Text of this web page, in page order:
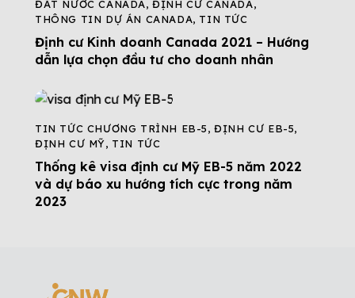
ĐẤT NƯỚC CANADA,ĐỊNH CƯ CANADA,
THÔNG TIN DỰ ÁN CANADA, TIN TỨC
Định cư Kinh doanh Canada 2021 – Hướng
dẫn lựa chọn đầu tư cho doanh nhân
TIN TỨC CHƯƠNG TRÌNH EB-5,ĐỊNH CƯ EB-5,
ĐỊNH CƯ MỸ, TIN TỨC
Thống kê visa định cư Mỹ EB-5 năm 2022
và dự báo xu hướng tích cực trong năm
2023